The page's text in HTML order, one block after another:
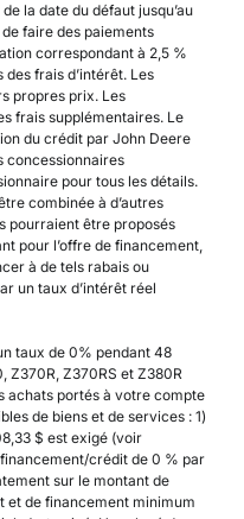
la date du défaut jusqu’au
faire des paiements
correspondant à 2,5 %
frais d’intérêt. Les
propres prix. Les
frais supplémentaires. Le
du crédit par John Deere
concessionnaires
pour tous les détails.
combinée à d’autres
pourraient être proposés
pour l’offre de financement,
à de tels rabais ou
un taux d’intérêt réel
taux de 0% pendant 48
Z370R, Z370RS et Z380R
achats portés à votre compte
de biens et de services : 1)
$ est exigé (voir
financement/crédit de 0 % par
sur le montant de
et de financement minimum